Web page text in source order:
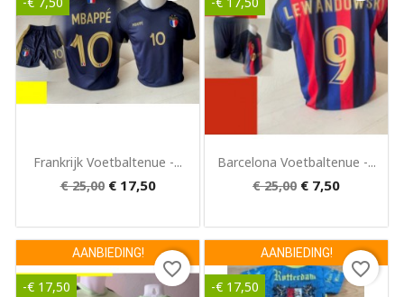
Snel bekijken
Frankrijk Voetbaltenue -...
€ 25,00 € 17,50
Snel bekijken
Barcelona Voetbaltenue -...
€ 25,00 € 7,50
AANBIEDING!
-€ 17,50
favorite_border
AANBIEDING!
-€ 17,50
favorite_border